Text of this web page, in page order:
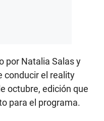
por Natalia Salas y
conducir el reality
octubre, edición que
para el programa.